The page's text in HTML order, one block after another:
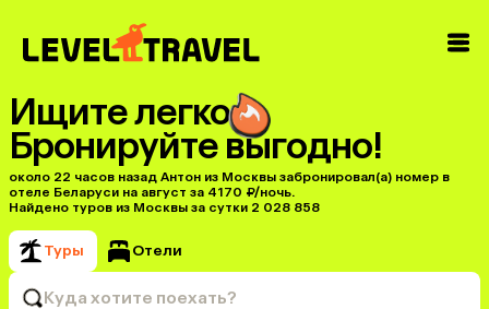
Ищите легко
Бронируйте выгодно!
около 22 часов назад Антон из Москвы забронировал(а) номер в
отеле Беларуси на август за 4170 ₽/ночь.
Найдено туров из Москвы за сутки 2 028 858
Туры Отели
Куда хотите поехать?